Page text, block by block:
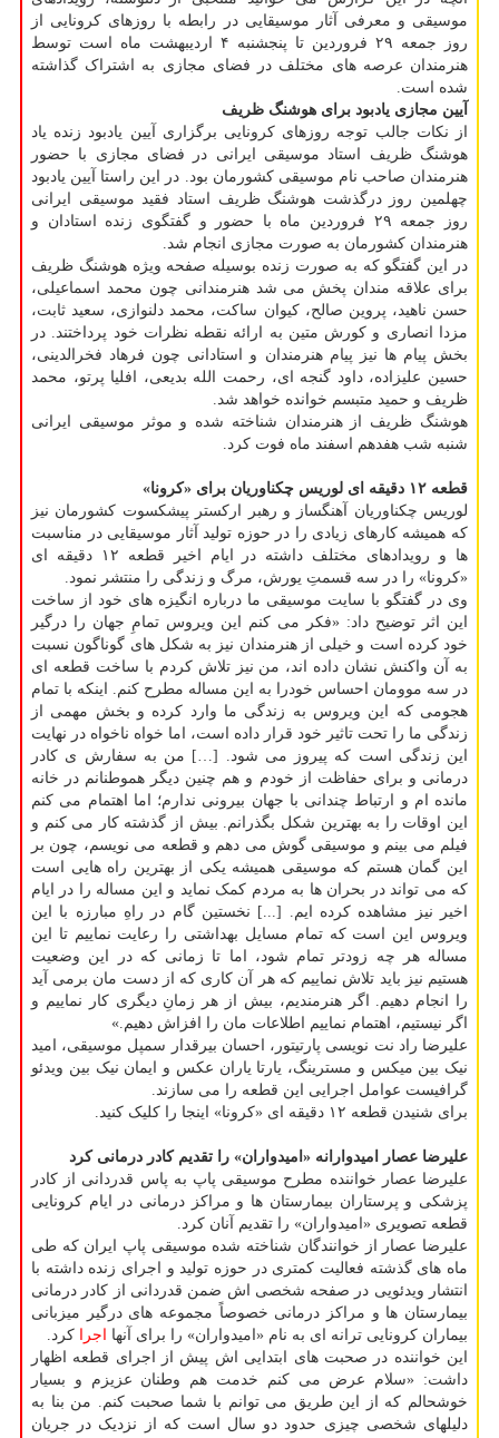
موسیقی و معرفی آثار موسیقایی در رابطه با روزهای کرونایی از
روز جمعه ۲۹ فروردین تا پنجشنبه ۴ اردیبهشت ماه است توسط
هنرمندان عرصه های مختلف در فضای مجازی به اشتراک گذاشته
شده است.
آیین مجازی یادبود برای هوشنگ ظریف
از نکات جالب توجه روزهای کرونایی برگزاری آیین یادبود زنده یاد
هوشنگ ظریف استاد موسیقی ایرانی در فضای مجازی با حضور
هنرمندان صاحب نام موسیقی کشورمان بود. در این راستا آیین یادبود
چهلمین روز درگذشت هوشنگ ظریف استاد فقید موسیقی ایرانی
روز جمعه ۲۹ فروردین ماه با حضور و گفتگوی زنده استادان و
هنرمندان کشورمان به صورت مجازی انجام شد.
در این گفتگو که به صورت زنده بوسیله صفحه ویژه هوشنگ ظریف
برای علاقه مندان پخش می شد هنرمندانی چون محمد اسماعیلی،
حسن ناهید، پروین صالح، کیوان ساکت، محمد دلنوازی، سعید ثابت،
مزدا انصاری و کورش متین به ارائه نقطه نظرات خود پرداختند. در
بخش پیام ها نیز پیام هنرمندان و استادانی چون فرهاد فخرالدینی،
حسین علیزاده، داود گنجه ای، رحمت الله بدیعی، افلیا پرتو، محمد
ظریف و حمید متبسم خوانده خواهد شد.
هوشنگ ظریف از هنرمندان شناخته شده و موثر موسیقی ایرانی
شنبه شب هفدهم اسفند ماه فوت کرد.
قطعه ۱۲ دقیقه ای لوریس چکناوریان برای «کرونا»
لوریس چکناوریان آهنگساز و رهبر ارکستر پیشکسوت کشورمان نیز
که همیشه کارهای زیادی را در حوزه تولید آثار موسیقایی در مناسبت
ها و رویدادهای مختلف داشته در ایام اخیر قطعه ۱۲ دقیقه ای
«کرونا» را در سه قسمتِ یورش، مرگ و زندگی را منتشر نمود.
وی در گفتگو با سایت موسیقی ما درباره انگیزه های خود از ساخت
این اثر توضیح داد: «فکر می کنم این ویروس تمامِ جهان را درگیر
خود کرده است و خیلی از هنرمندان نیز به شکل های گوناگون نسبت
به آن واکنش نشان داده اند، من نیز تلاش کردم با ساخت قطعه ای
در سه موومان احساس خودرا به این مساله مطرح کنم. اینکه با تمام
هجومی که این ویروس به زندگی ما وارد کرده و بخش مهمی از
زندگی ما را تحت تاثیر خود قرار داده است، اما خواه ناخواه در نهایت
این زندگی است که پیروز می شود. […] من به سفارش ی کادر
درمانی و برای حفاظت از خودم و هم چنین دیگر هموطنانم در خانه
مانده ام و ارتباط چندانی با جهان بیرونی ندارم؛ اما اهتمام می کنم
این اوقات را به بهترین شکل بگذرانم. بیش از گذشته کار می کنم و
فیلم می بینم و موسیقی گوش می دهم و قطعه می نویسم، چون بر
این گمان هستم که موسیقی همیشه یکی از بهترین راه هایی است
که می تواند در بحران ها به مردم کمک نماید و این مساله را در ایام
اخیر نیز مشاهده کرده ایم. [...] نخستین گام در راهِ مبارزه با این
ویروس این است که تمام مسایل بهداشتی را رعایت نماییم تا این
مساله هر چه زودتر تمام شود، اما تا زمانی که در این وضعیت
هستیم نیز باید تلاش نماییم که هر آن کاری که از دست مان برمی آید
را انجام دهیم. اگر هنرمندیم، بیش از هر زمانِ دیگری کار نماییم و
اگر نیستیم، اهتمام نماییم اطلاعات مان را افزاش دهیم.»
علیرضا راد نت نویسی پارتیتور، احسان بیرقدار سمپل موسیقی، امید
نیک بین میکس و مسترینگ، یارتا یاران عکس و ایمان نیک بین ویدئو
گرافیست عوامل اجرایی این قطعه را می سازند.
برای شنیدن قطعه ۱۲ دقیقه ای «کرونا» اینجا را کلیک کنید.
علیرضا عصار امیدوارانه «امیدواران» را تقدیم کادر درمانی کرد
علیرضا عصار خواننده مطرح موسیقی پاپ به پاس قدردانی از کادر
پزشکی و پرستاران بیمارستان ها و مراکز درمانی در ایام کرونایی
قطعه تصویری «امیدواران» را تقدیم آنان کرد.
علیرضا عصار از خوانندگان شناخته شده موسیقی پاپ ایران که طی
ماه های گذشته فعالیت کمتری در حوزه تولید و اجرای زنده داشته با
انتشار ویدئویی در صفحه شخصی اش ضمن قدردانی از کادر درمانی
بیمارستان ها و مراکز درمانی خصوصاً مجموعه های درگیر میزبانی
بیماران کرونایی ترانه ای به نام «امیدواران» را برای آنها
اجرا
کرد.
این خواننده در صحبت های ابتدایی اش پیش از اجرای قطعه اظهار
داشت: «سلام عرض می کنم خدمت هم وطنان عزیزم و بسیار
خوشحالم که از این طریق می توانم با شما صحبت کنم. من بنا به
دلیلهای شخصی چیزی حدود دو سال است که از نزدیک در جریان